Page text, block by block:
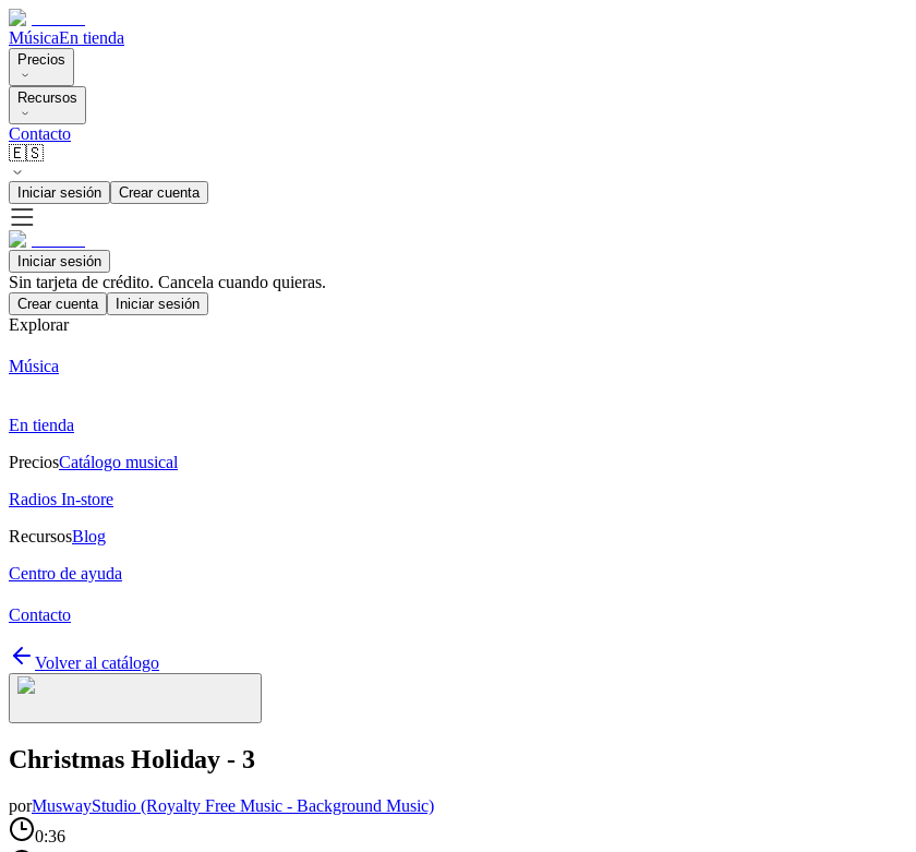
MúsicaEn tienda
Precios
Recursos
Contacto
🇪🇸
Iniciar sesión Crear cuenta
Iniciar sesión
Sin tarjeta de crédito. Cancela cuando quieras.
Crear cuenta Iniciar sesión
Explorar
Música
En tienda
PreciosCatálogo musical
Radios In-store
RecursosBlog
Centro de ayuda
Contacto
Volver al catálogo
Christmas Holiday - 3
porMuswayStudio (Royalty Free Music - Background Music)
0:36